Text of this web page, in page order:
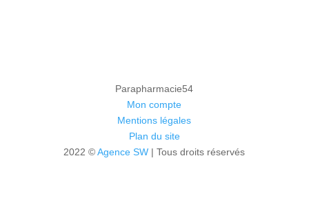
Parapharmacie54
Mon compte
Mentions légales
Plan du site
2022 ©Agence SW | Tous droits réservés